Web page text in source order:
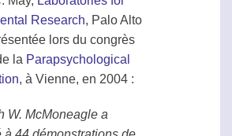
Research, Palo Alto
lors du congrès
la Parapsychological
, à Vienne, en 2004 :
W. McMoneagle a